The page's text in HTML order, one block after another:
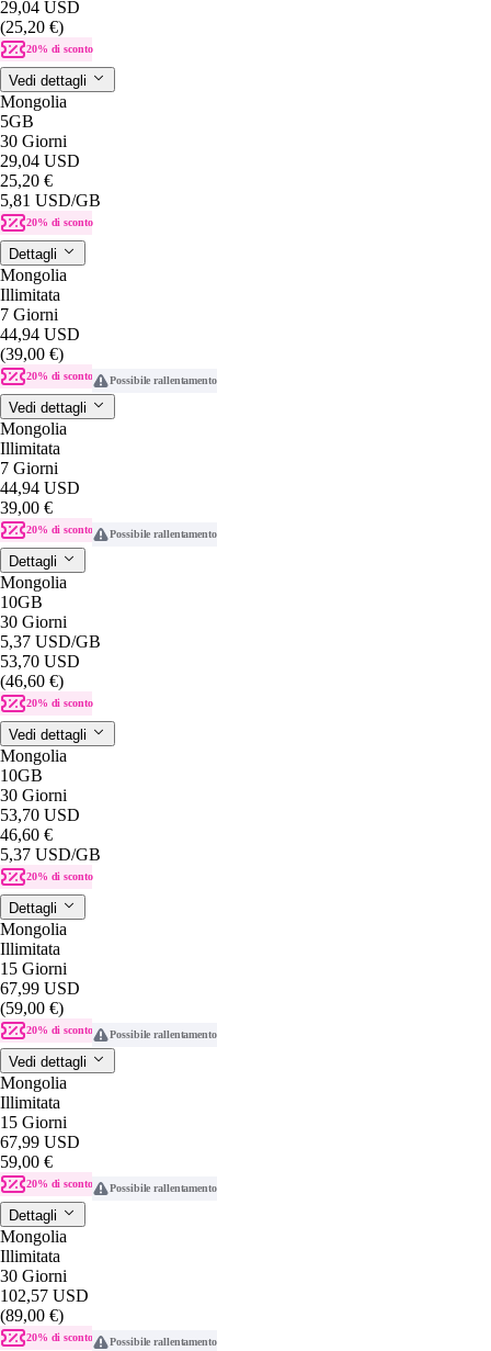
29,04 USD
(25,20 €)
20% di sconto
Vedi dettagli
Mongolia
5GB
30 Giorni
29,04 USD
25,20 €
5,81 USD/GB
20% di sconto
Dettagli
Mongolia
Illimitata
7 Giorni
44,94 USD
(39,00 €)
20% di sconto Possibile rallentamento
Vedi dettagli
Mongolia
Illimitata
7 Giorni
44,94 USD
39,00 €
20% di sconto Possibile rallentamento
Dettagli
Mongolia
10GB
30 Giorni
5,37 USD/GB
53,70 USD
(46,60 €)
20% di sconto
Vedi dettagli
Mongolia
10GB
30 Giorni
53,70 USD
46,60 €
5,37 USD/GB
20% di sconto
Dettagli
Mongolia
Illimitata
15 Giorni
67,99 USD
(59,00 €)
20% di sconto Possibile rallentamento
Vedi dettagli
Mongolia
Illimitata
15 Giorni
67,99 USD
59,00 €
20% di sconto Possibile rallentamento
Dettagli
Mongolia
Illimitata
30 Giorni
102,57 USD
(89,00 €)
20% di sconto Possibile rallentamento